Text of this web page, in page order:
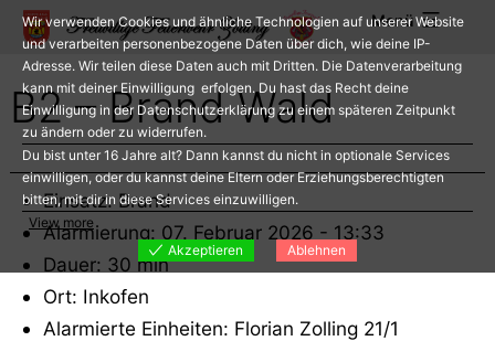
Zum
Inhalt
springen
Menü
B2 – Brand Wald
Einsatz: Brand
Alarmierung: 07. Februar 2026 - 13:33
Dauer: 30 min
Ort: Inkofen
Alarmierte Einheiten: Florian Zolling 21/1
Wir verwenden Cookies und ähnliche Technologien auf unserer Website
und verarbeiten personenbezogene Daten über dich, wie deine IP-
Adresse. Wir teilen diese Daten auch mit Dritten. Die Datenverarbeitung
kann mit deiner Einwilligung erfolgen. Du hast das Recht deine
Einwilligung in der Datenschutzerklärung zu einem späteren Zeitpunkt
zu ändern oder zu widerrufen.
Du bist unter 16 Jahre alt? Dann kannst du nicht in optionale Services
einwilligen, oder du kannst deine Eltern oder Erziehungsberechtigten
bitten, mit dir in diese Services einzuwilligen.
View more
Akzeptieren
Ablehnen